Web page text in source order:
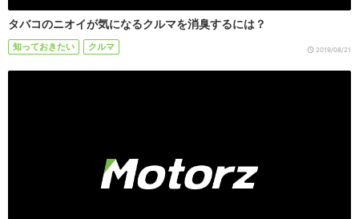
タバコのニオイが気になるクルマを消臭するには？
知っておきたい クルマ 2019/08/21